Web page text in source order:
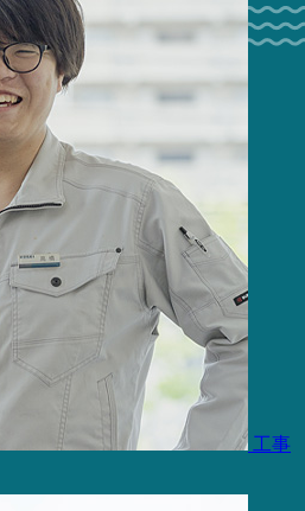
工事